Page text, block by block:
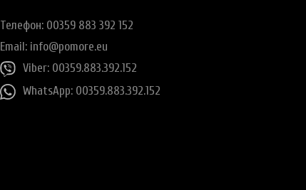
Телефон: 00359 883 392 152
Email: info@pomore.eu
Viber: 00359.883.392.152
WhatsApp: 00359.883.392.152